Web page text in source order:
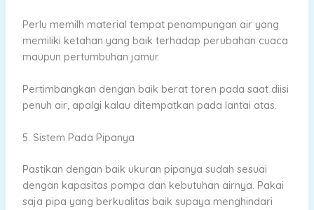
Perlu memilh material tempat penampungan air yang
memiliki ketahan yang baik terhadap perubahan cuaca
maupun pertumbuhan jamur.
Pertimbangkan dengan baik berat toren pada saat diisi
penuh air, apalgi kalau ditempatkan pada lantai atas.
5. Sistem Pada Pipanya
Pastikan dengan baik ukuran pipanya sudah sesuai
dengan kapasitas pompa dan kebutuhan airnya. Pakai
saja pipa yang berkualitas baik supaya menghindari